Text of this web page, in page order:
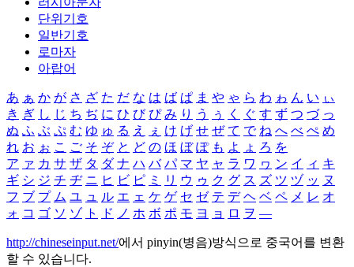
단위기호
일반기호
로마자
아랍어
あ ぁ か が さ ざ た だ な は ば ぱ ま や ゃ ら わ ゎ ん い ぃ
き ぎ し じ ち ぢ に ひ び ぴ み り う ぅ く ぐ す ず つ づ っ
ぬ ふ ぶ ぷ む ゆ ゅ る え ぇ け げ せ ぜ て で ね へ べ ぺ め
れ お ぉ こ ご そ ぞ と ど の ほ ぼ ぽ も よ ょ ろ を
ア ァ カ サ ザ タ ダ ナ ハ バ パ マ ヤ ャ ラ ワ ヮ ン イ ィ キ
ギ シ ジ チ ヂ ニ ヒ ビ ピ ミ リ ウ ゥ ク グ ス ズ ツ ヅ ッ ヌ
フ ブ プ ム ユ ュ ル エ ェ ケ ゲ セ ゼ テ デ ヘ ベ ペ メ レ オ
ォ コ ゴ ソ ゾ ト ド ノ ホ ボ ポ モ ヨ ョ ロ ヲ ―
http://chineseinput.net/에서 pinyin(병음)방식으로 중국어를 변환
할 수 있습니다.